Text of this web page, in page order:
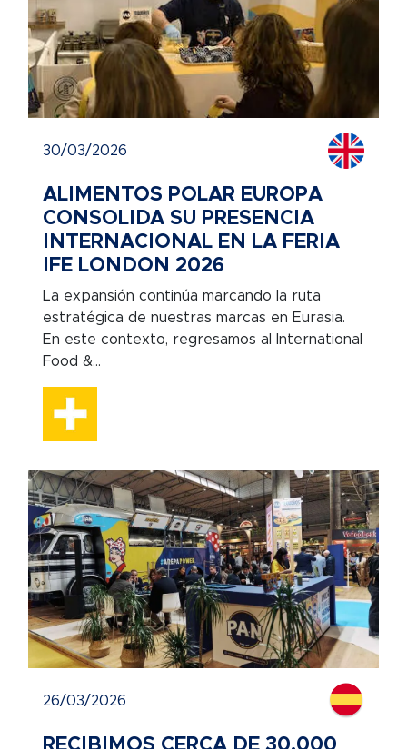
30/03/2026
ALIMENTOS POLAR EUROPA
CONSOLIDA SU PRESENCIA
INTERNACIONAL EN LA FERIA
IFE LONDON 2026
La expansión continúa marcando la ruta
estratégica de nuestras marcas en Eurasia.
En este contexto, regresamos al International
Food &...
26/03/2026
RECIBIMOS CERCA DE 30.000